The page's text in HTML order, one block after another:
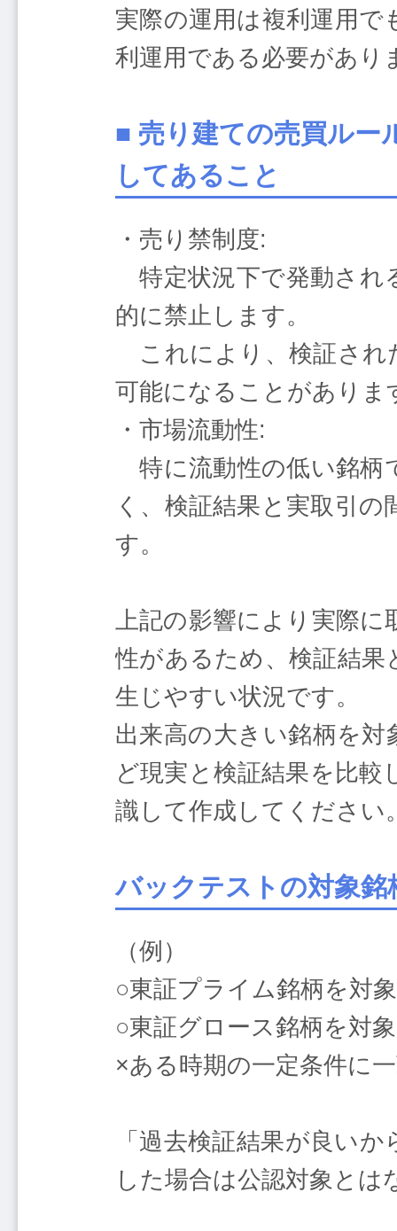
実際の運用は複利運用で
利運用である必要があり
■ 売り建ての売買ルー
してあること
・売り禁制度:
特定状況下で発動され
的に禁止します。
これにより、検証され
可能になることがありま
・市場流動性:
特に流動性の低い銘柄
く、検証結果と実取引
す。
上記の影響により実際に
性があるため、検証結果
生じやすい状況です。
出来高の大きい銘柄を
ど現実と検証結果を比
識して作成してください
バックテストの対象
（例）
○東証プライム銘柄を対象
○東証グロース銘柄を対象
×ある時期の一定条件に
「過去検証結果が良い
した場合は公認対象とは